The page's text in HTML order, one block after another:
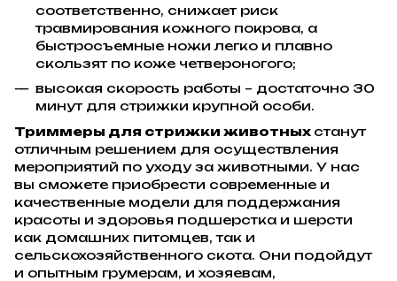
соответственно, снижает риск
травмирования кожного покрова, а
быстросъемные ножи легко и плавно
скользят по коже четвероногого;
высокая скорость работы – достаточно 30
минут для стрижки крупной особи.
Триммеры для стрижки животных станут
отличным решением для осуществления
мероприятий по уходу за животными. У нас
вы сможете приобрести современные и
качественные модели для поддержания
красоты и здоровья подшерстка и шерсти
как домашних питомцев, так и
сельскохозяйственного скота. Они подойдут
и опытным грумерам, и хозяевам,